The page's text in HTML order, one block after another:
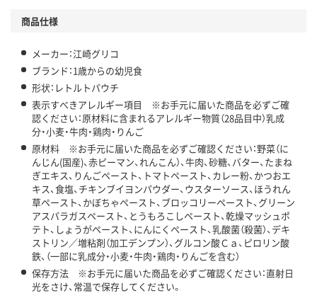
商品仕様
メーカー：江崎グリコ
ブランド：1歳からの幼児食
形状：レトルトパウチ
表示すべきアレルギー項目 ※お手元に届いた商品を必ずご確
認ください：原材料に含まれるアレルギー物質（28品目中）乳成
分・小麦・牛肉・鶏肉・りんご
原材料 ※お手元に届いた商品を必ずご確認ください：野菜（に
んじん(国産)、赤ピーマン、れんこん）、牛肉、砂糖、バター、たまね
ぎエキス、りんごペースト、トマトペースト、カレー粉、かつおエ
キス、食塩、チキンブイヨンパウダー、ウスターソース、ほうれん
草ペースト、かぼちゃペースト、ブロッコリーペースト、グリーン
アスパラガスペースト、とうもろこしペースト、乾燥マッシュポ
テト、しょうがペースト、にんにくペースト、乳酸菌（殺菌）、デキ
ストリン／増粘剤（加工デンプン）、グルコン酸Ｃａ、ピロリン酸
鉄、（一部に乳成分・小麦・牛肉・鶏肉・りんごを含む）
保存方法 ※お手元に届いた商品を必ずご確認ください：直射日
光をさけ、常温で保存してください。